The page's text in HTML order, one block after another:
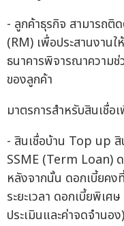
- ลูกค้าธุรกิจ สามารถ
(RM) เพื่อประสานงานใ
ธนาคารพิจารณาความ
ของลูกค้า
มาตรการสำหรับสินเชื่
- สินเชื่อบ้าน Top up สิ
SSME (Term Loan)
หลังจากนั้น ดอกเบี้ยค
ระยะเวลา ดอกเบี้ยพิเ
ประเมินและค่าจดจำนอง)